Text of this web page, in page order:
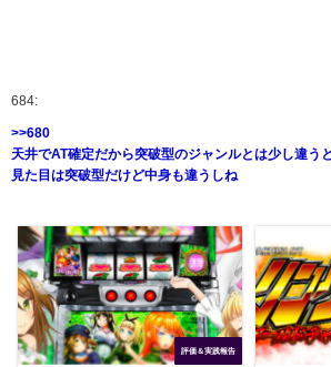
684:
>>680
天井でAT確定だから突破型のジャンルとは少し違う
見た目は突破型だけど中身も違うしね
評価＆実践報告